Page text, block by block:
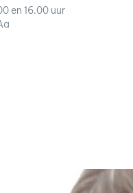
en 16.00 uur